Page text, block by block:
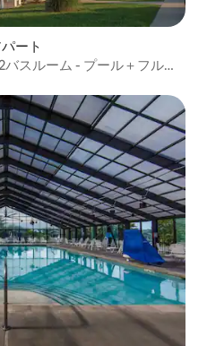
ート
スルーム - プール＋フルキ